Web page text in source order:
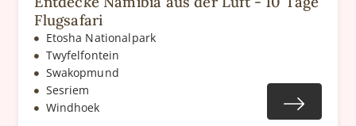
Flugsafari
Etosha Nationalpark
Twyfelfontein
Swakopmund
Sesriem
Windhoek